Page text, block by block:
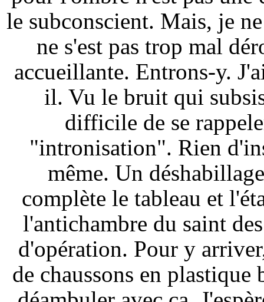
le subconscient. Mais, je
ne s'est pas trop mal
accueillante. Entrons-y.
il. Vu le bruit qui
difficile de se
"intronisation". Rien
même. Un
complète le tableau et
l'antichambre du saint
d'opération. Pour y
de chaussons en